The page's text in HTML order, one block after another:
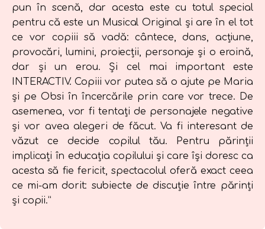
pun în scenă, dar acesta este cu totul special
pentru că este un Musical Original și are în el tot
ce vor copiii să vadă: cântece, dans, acțiune,
provocări, lumini, proiecții, personaje și o eroină,
dar și un erou. Și cel mai important este
INTERACTIV. Copiii vor putea să o ajute pe Maria
și pe Obsi în încercările prin care vor trece. De
asemenea, vor fi tentați de personajele negative
și vor avea alegeri de făcut. Va fi interesant de
văzut ce decide copilul tău. Pentru părinții
implicați în educația copilului și care își doresc ca
acesta să fie fericit, spectacolul oferă exact ceea
ce mi-am dorit: subiecte de discuție între părinți
și copii.”